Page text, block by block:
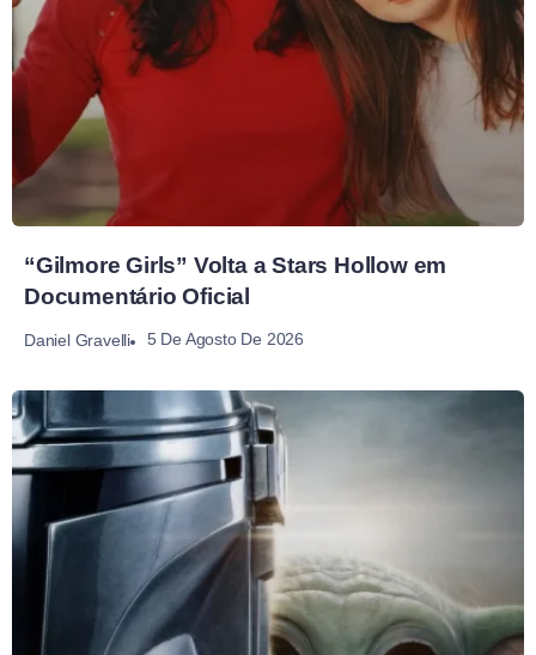
“Gilmore Girls” Volta a Stars Hollow em
Documentário Oficial
Daniel Gravelli 5 De Agosto De 2026